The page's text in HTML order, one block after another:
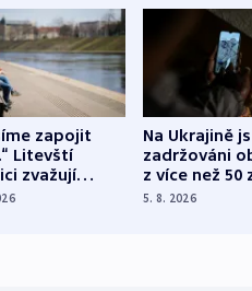
zapojit
Litevští
zvažují
o
Na Ukrajině
zadržováni
z více než 50
Bojovali na
5. 8. 2026